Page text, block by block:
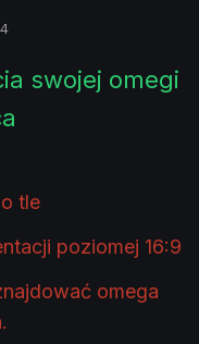
swojej omegi
tle
poziomej 16:9
omega